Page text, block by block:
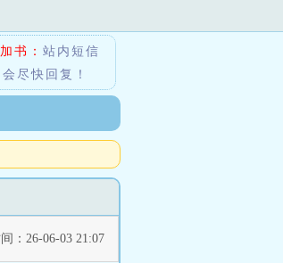
书： 站内短信
尽快回复！
：26-06-03 21:07